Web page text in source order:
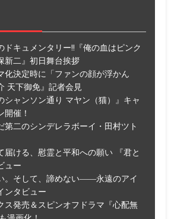
ドキュメンタリー!!『俺の血はピンク
二』初日舞台挨拶
化決定時に「ファンの顔が浮かん
天下御免』記者会見
シャンソン通り マヤン（猫）』キャ
催！
第二のシンデレラボーイ・田村ツト
届ける、慰霊と平和への願い 『君と
ュー
。そして、諦めない――永遠のアイ
ンタビュー
ス発売＆スピンオフドラマ『心配無